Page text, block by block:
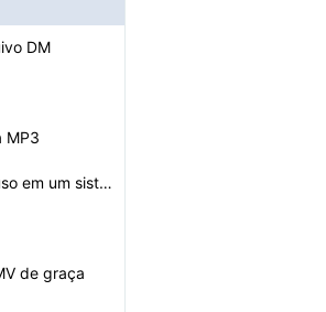
DM
MP3
Como converter arquivos do Wii para uso em um sistema W…
de graça